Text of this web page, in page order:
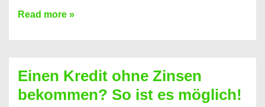
Ist
Festvertrag
für
Read more »
Einen Kredit ohne Zinsen
bekommen? So ist es möglich!